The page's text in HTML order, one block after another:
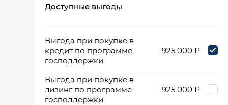
Доступные выгоды
Выгода при покупке в
кредит по программе
господдержки
925 000 ₽
Выгода при покупке в
лизинг по программе
господдержки
925 000 ₽